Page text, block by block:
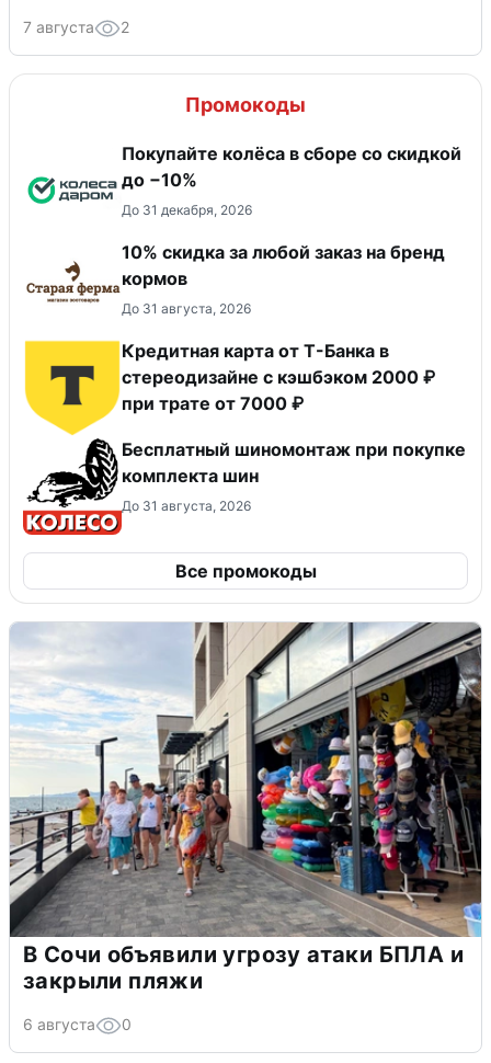
7 августа 2
Промокоды
Покупайте колёса в сборе со скидкой
до −10%
До 31 декабря, 2026
10% скидка за любой заказ на бренд
кормов
До 31 августа, 2026
Кредитная карта от Т-Банка в
стереодизайне с кэшбэком 2000 ₽
при трате от 7000 ₽
Бесплатный шиномонтаж при покупке
комплекта шин
До 31 августа, 2026
Все промокоды
В Сочи объявили угрозу атаки БПЛА и
закрыли пляжи
6 августа 0